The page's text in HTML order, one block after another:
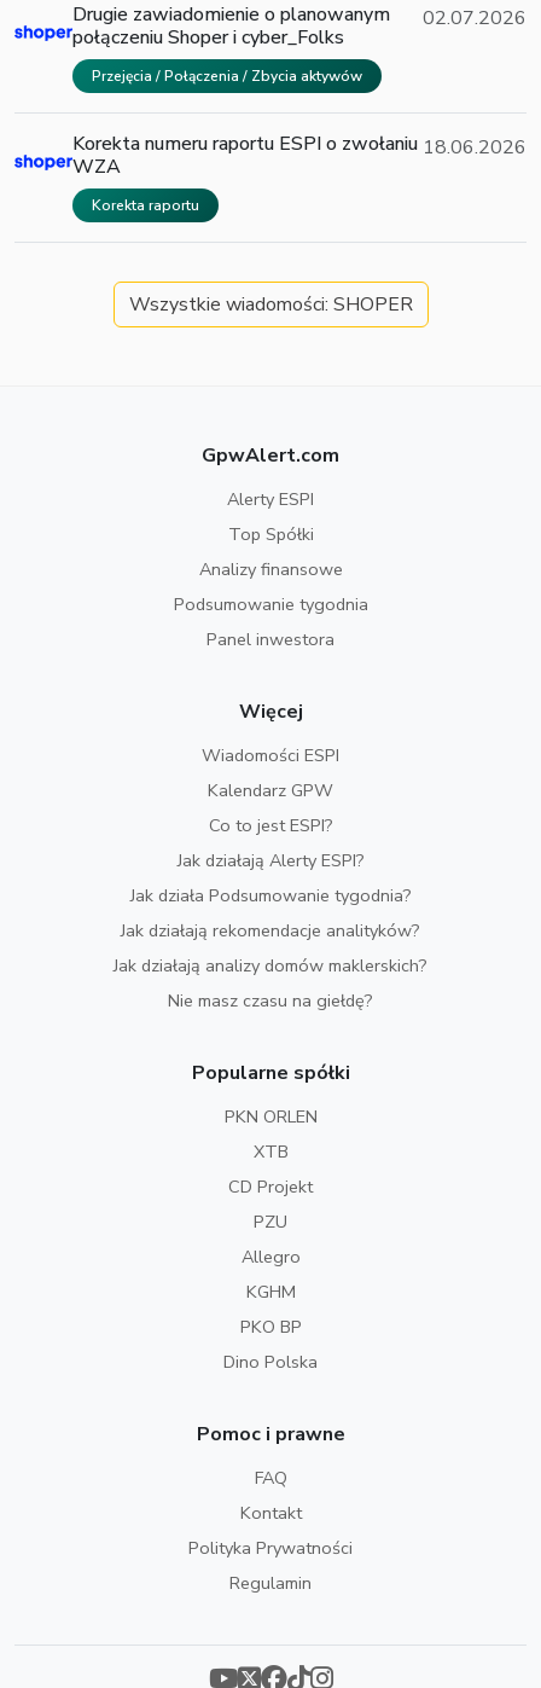
Drugie zawiadomienie o planowanym
połączeniu Shoper i cyber_Folks
Przejęcia / Połączenia / Zbycia aktywów
02.07.2026
Korekta numeru raportu ESPI o zwołaniu
WZA
Korekta raportu
18.06.2026
Wszystkie wiadomości: SHOPER
GpwAlert.com
Alerty ESPI
Top Spółki
Analizy finansowe
Podsumowanie tygodnia
Panel inwestora
Więcej
Wiadomości ESPI
Kalendarz GPW
Co to jest ESPI?
Jak działają Alerty ESPI?
Jak działa Podsumowanie tygodnia?
Jak działają rekomendacje analityków?
Jak działają analizy domów maklerskich?
Nie masz czasu na giełdę?
Popularne spółki
PKN ORLEN
XTB
CD Projekt
PZU
Allegro
KGHM
PKO BP
Dino Polska
Pomoc i prawne
FAQ
Kontakt
Polityka Prywatności
Regulamin